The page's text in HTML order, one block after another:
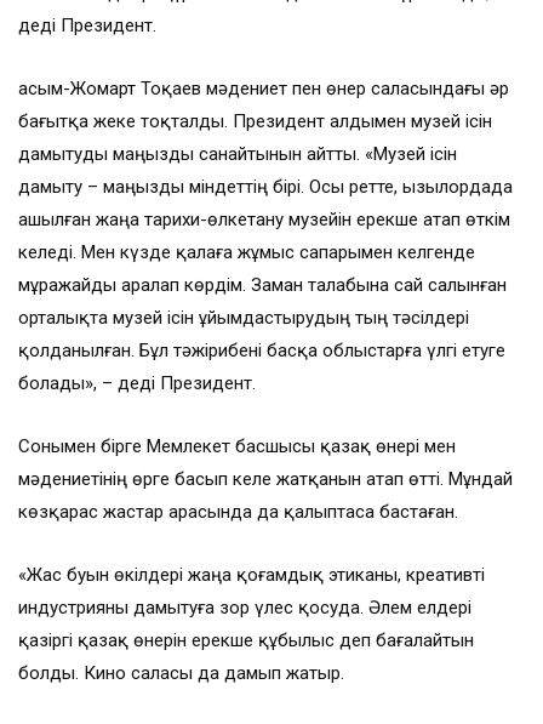
деді Президент.
Қасым-Жомарт Тоқаев мәдениет пен өнер саласындағы әр
бағытқа жеке тоқталды. Президент алдымен музей ісін
дамытуды маңызды санайтынын айтты. «Музей ісін
дамыту – маңызды міндеттің бірі. Осы ретте, Қызылордада
ашылған жаңа тарихи-өлкетану музейін ерекше атап өткім
келеді. Мен күзде қалаға жұмыс сапарымен келгенде
мұражайды аралап көрдім. Заман талабына сай салынған
орталықта музей ісін ұйымдастырудың тың тәсілдері
қолданылған. Бұл тәжірибені басқа облыстарға үлгі етуге
болады», – деді Президент.
Сонымен бірге Мемлекет басшысы қазақ өнері мен
мәдениетінің өрге басып келе жатқанын атап өтті. Мұндай
көзқарас жастар арасында да қалыптаса бастаған.
«Жас буын өкілдері жаңа қоғамдық этиканы, креативті
индустрияны дамытуға зор үлес қосуда. Әлем елдері
қазіргі қазақ өнерін ерекше құбылыс деп бағалайтын
болды. Кино саласы да дамып жатыр.